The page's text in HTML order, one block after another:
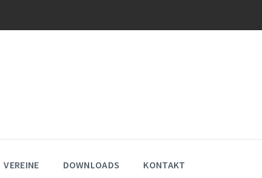
VEREINE DOWNLOADS KONTAKT